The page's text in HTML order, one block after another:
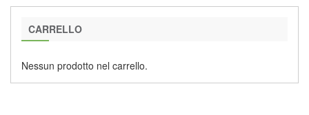
CARRELLO
Nessun prodotto nel carrello.